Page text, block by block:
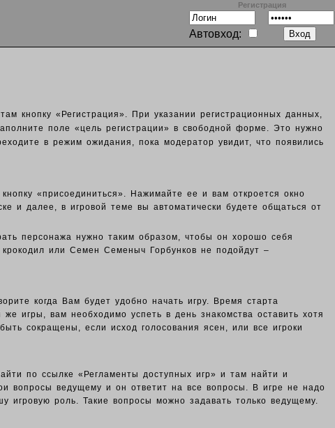
Регистрация
Автовход:
кнопку «Регистрация». При указании регистрационных данных,
поле «цель регистрации» в свободной форме. Это нужно
в режим ожидания, пока модератор увидит, что появились
«присоединиться». Нажимайте ее и вам откроется окно
и далее, в игровой теме вы автоматически будете общаться от
персонажа нужно таким образом, чтобы он хорошо себя
или Семен Семеныч Горбунков не подойдут –
когда Вам будет удобно начать игру. Время старта
игры, вам необходимо успеть в день знакомства оставить хотя
сокращены, если исход голосования ясен, или все игроки
по ссылке «Регламенты доступных игр» и там найти и
вопросы ведущему и он ответит на все вопросы. В игре не надо
роль. Такие вопросы можно задавать только ведущему.